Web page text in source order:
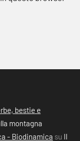
bestie e
montagna
- Biodinamica su Il